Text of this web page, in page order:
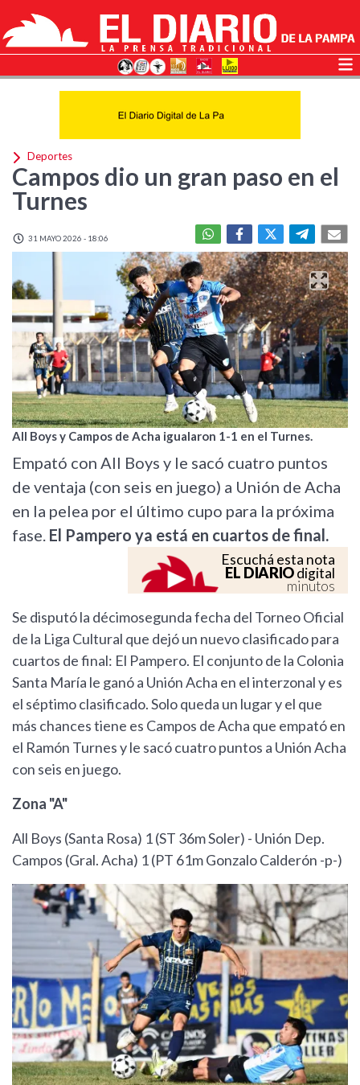
Deportes
Campos dio un gran paso en el
Turnes
31 MAYO 2026 - 18:06
All Boys y Campos de Acha igualaron 1-1 en el Turnes.
Empató con All Boys y le sacó cuatro puntos
de ventaja (con seis en juego) a Unión de Acha
en la pelea por el último cupo para la próxima
fase. El Pampero ya está en cuartos de final.
Escuchá esta nota
EL DIARIOdigital
minutos
Se disputó la décimosegunda fecha del Torneo Oficial
de la Liga Cultural que dejó un nuevo clasificado para
cuartos de final: El Pampero. El conjunto de la Colonia
Santa María le ganó a Unión Acha en el interzonal y es
el séptimo clasificado. Solo queda un lugar y el que
más chances tiene es Campos de Acha que empató en
el Ramón Turnes y le sacó cuatro puntos a Unión Acha
con seis en juego.
Zona "A"
All Boys (Santa Rosa) 1 (ST 36m Soler) - Unión Dep.
Campos (Gral. Acha) 1 (PT 61m Gonzalo Calderón -p-)